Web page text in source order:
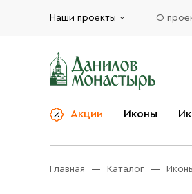
Наши проекты О
Акции Иконы
Церковная
Бренды
Главная Каталог